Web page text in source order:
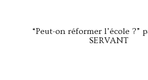
“Peut-on réformer l’école ?”
SERVANT